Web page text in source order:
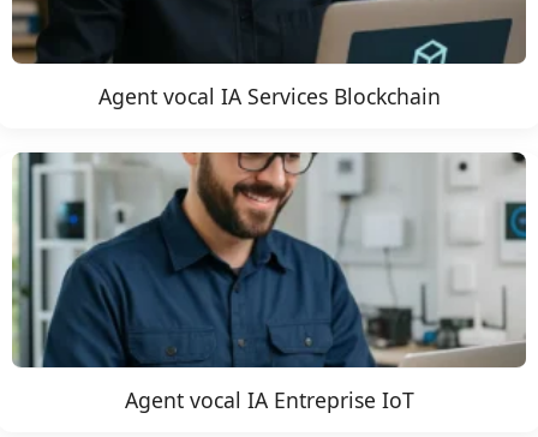
Agent vocal IA Services Blockchain
Agent vocal IA Entreprise IoT